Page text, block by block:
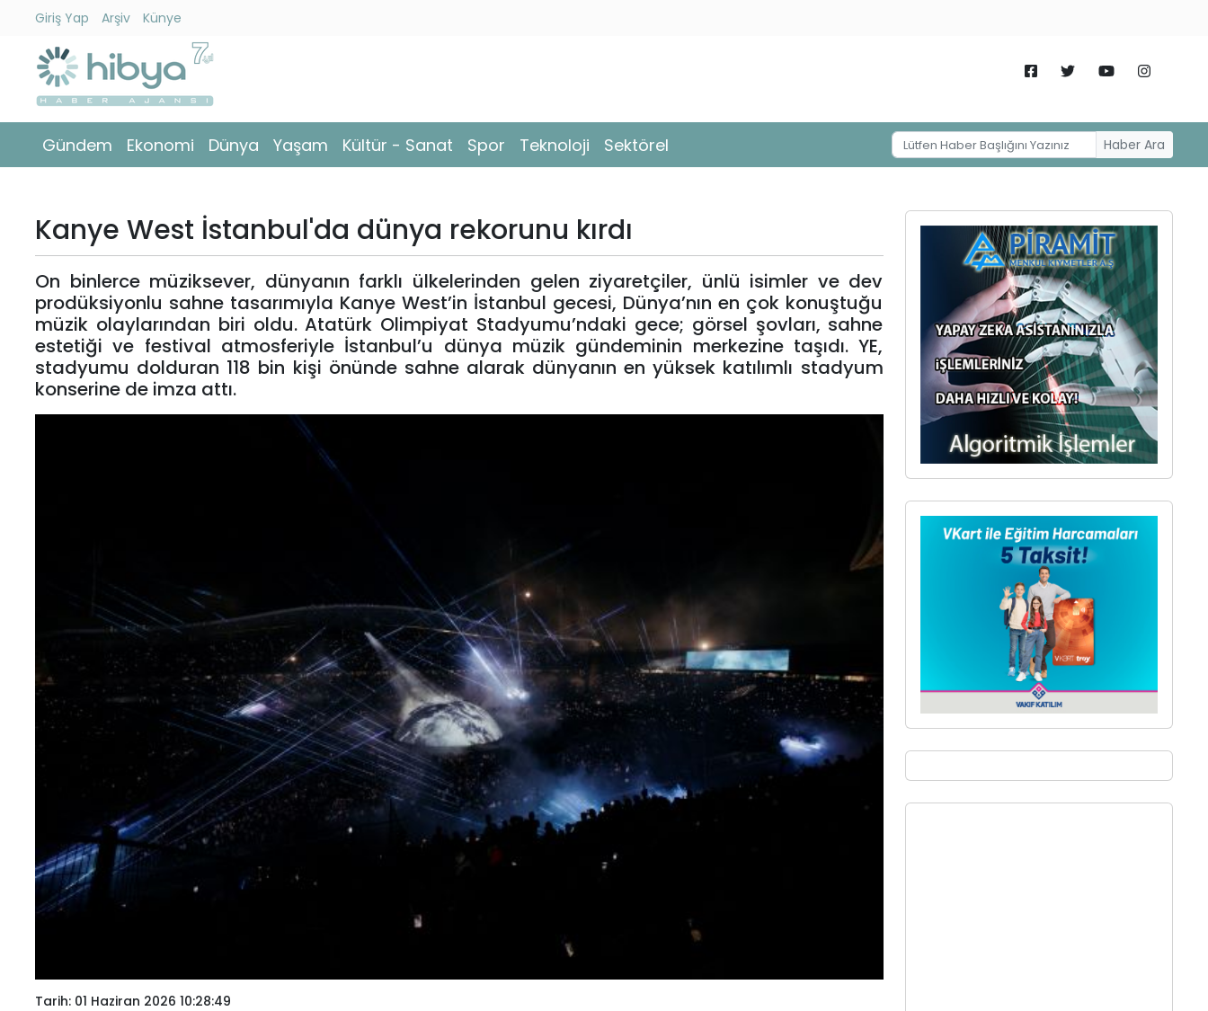
Giriş Yap Arşiv Künye
Gündem Ekonomi Dünya Yaşam Kültür - Sanat Spor Teknoloji Sektörel Haber Ara
Gündem
Ekonomi
Yaşam
Kültür
Sanat
Spor
Kanye West İstanbul'da dünya rekorunu kırdı
On binlerce müziksever, dünyanın farklı ülkelerinden gelen ziyaretçiler, ünlü isimler ve dev
prodüksiyonlu sahne tasarımıyla Kanye West’in İstanbul gecesi, Dünya’nın en çok konuştuğu
müzik olaylarından biri oldu. Atatürk Olimpiyat Stadyumu’ndaki gece; görsel şovları, sahne
estetiği ve festival atmosferiyle İstanbul’u dünya müzik gündeminin merkezine taşıdı. YE,
stadyumu dolduran 118 bin kişi önünde sahne alarak dünyanın en yüksek katılımlı stadyum
konserine de imza attı.
Tarih: 01 Haziran 2026 10:28:49